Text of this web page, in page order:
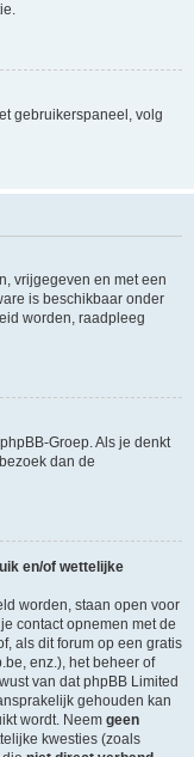
gebruikerspaneel, volg
vrijgegeven en met een
is beschikbaar onder
worden, raadpleeg
Groep. Als je denkt
dan de
en/of wettelijke
worden, staan open voor
contact opnemen met de
als dit forum op een gratis
enz.), het beheer of
van dat phpBB Limited
gehouden kan
wordt. Neem geen
kwesties (zoals